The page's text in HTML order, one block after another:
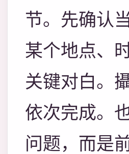
节。先确认
某个地点、
关键对白。
依次完成。
问题，而是